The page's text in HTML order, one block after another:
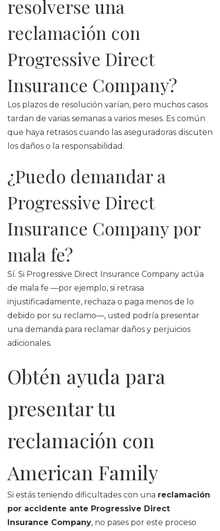
resolverse una
reclamación con
Progressive Direct
Insurance Company?
Los plazos de resolución varían, pero muchos casos
tardan de varias semanas a varios meses. Es común
que haya retrasos cuando las aseguradoras discuten
los daños o la responsabilidad.
¿Puedo demandar a
Progressive Direct
Insurance Company por
mala fe?
Sí. Si Progressive Direct Insurance Company actúa
de mala fe —por ejemplo, si retrasa
injustificadamente, rechaza o paga menos de lo
debido por su reclamo—, usted podría presentar
una demanda para reclamar daños y perjuicios
adicionales.
Obtén ayuda para
presentar tu
reclamación con
American Family
Si estás teniendo dificultades con una reclamación
por accidente ante Progressive Direct
Insurance Company, no pases por este proceso